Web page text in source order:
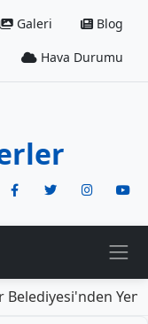
Galeri
Blog
Hava Durumu
Yeni